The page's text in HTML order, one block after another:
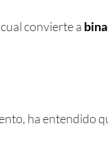
convierte a
ha entendido